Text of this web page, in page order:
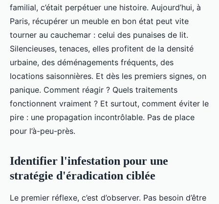
familial, c’était perpétuer une histoire. Aujourd’hui, à
Paris, récupérer un meuble en bon état peut vite
tourner au cauchemar : celui des punaises de lit.
Silencieuses, tenaces, elles profitent de la densité
urbaine, des déménagements fréquents, des
locations saisonnières. Et dès les premiers signes, on
panique. Comment réagir ? Quels traitements
fonctionnent vraiment ? Et surtout, comment éviter le
pire : une propagation incontrôlable. Pas de place
pour l’à-peu-près.
Identifier l'infestation pour une
stratégie d'éradication ciblée
Le premier réflexe, c’est d’observer. Pas besoin d’être